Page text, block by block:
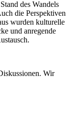
des Wandels
die Perspektiven
wurden kulturelle
und anregende
Wir